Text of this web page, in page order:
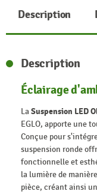
Description
Description
Éclairage
LaSuspension LED
EGLO, apporte une
Conçue pour
suspension ronde
fonctionnelle et
la lumière de
pièce, créant ainsi